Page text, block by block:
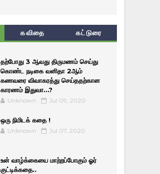
கவிதை கட்டுரை
தற்போது 3 ஆவது திருமணம் செய்து
கொண்ட நடிகை வனிதா 2ஆம்
கணவரை விவாகரத்து செய்ததற்கான
காரணம் இதுவா…?
Unknown Jul 09, 2020
ஒரு நிமிடக் கதை !
Unknown Jul 07, 2020
உன் வாழ்க்கையை மாற்றப்போகும் ஓர்
குட்டிக்கதை..